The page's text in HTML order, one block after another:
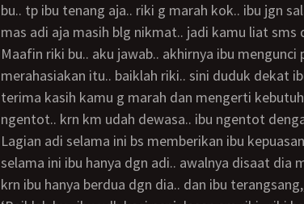
bu.. tp ibu tenang aja.. riki g marah kok.. ibu jgn
mas adi aja masih blg nikmat.. jadi kamu liat sms
maafin riki bu.. aku jawab.. akhirnya ibu mengunci pintu kamar dan memintaku utk
merahasiakan itu.. baiklah riki.. sini duduk dekat
terima kasih kamu g marah dan mengerti
ngentot.. krn km udah dewasa.. ibu ngentot
lagian adi selama ini bs memberikan ibu kepuasan.. ibu g mau jd tante girang..
selama ini ibu hanya dgn adi.. awalnya disaat dia
krn ibu hanya berdua dgn dia.. dan ibu